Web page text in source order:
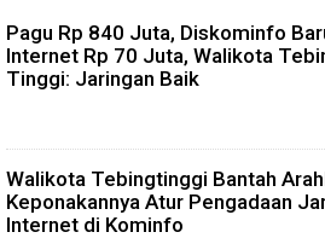
Pagu Rp 840 Juta, Diskominfo
Internet Rp 70 Juta, Walikota
Tinggi: Jaringan Baik
Walikota Tebingtinggi Bantah
Keponakannya Atur Pengadaan
Internet di Kominfo